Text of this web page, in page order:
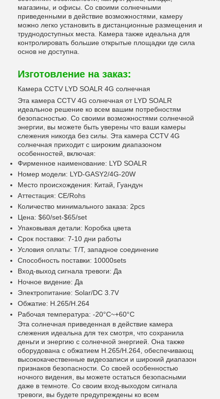
магазины, и офисы. Со своими солнечными
приведенными в действие возможностями, камеру
можно легко установить в дистанционные размещения и
труднодоступных места. Камера также идеальна для
контролировать большие открытые площадки где сила
основ не доступна.
Изготовление на заказ:
Камера CCTV LYD SOALR 4G солнечная
Эта камера CCTV 4G солнечная от LYD SOALR
идеальное решение ко всем вашим потребностям
безопасностью. Со своими возможностями солнечной
энергии, вы можете быть уверены что ваши камеры
слежения никогда без силы. Эта камера CCTV 4G
солнечная приходит с широким диапазоном
особенностей, включая:
Фирменное наименование: LYD SOALR
Номер модели: LYD-GASY2/4G-20W
Место происхождения: Китай, Гуандун
Аттестация: CE/Rohs
Количество минимального заказа: 2pcs
Цена: $60/set-$65/set
Упаковывая детали: Коробка цвета
Срок поставки: 7-10 дни работы
Условия оплаты: T/T, западное соединение
Способность поставки: 10000sets
Вход-выход сигнала тревоги: Да
Ночное видение: Да
Электропитание: Solar/DC 3.7V
Обжатие: H.265/H.264
Рабочая температура: -20°C~+60°C
Эта солнечная приведенная в действие камера
слежения идеальна для тех смотря, что сохранила
деньги и энергию с солнечной энергией. Она также
оборудована с обжатием H.265/H.264, обеспечивающ
высококачественные видеозаписи и широкий диапазон
признаков безопасности. Со своей особенностью
ночного видения, вы можете остаться безопасными
даже в темноте. Со своим вход-выходом сигнала
тревоги, вы будете предупреждены ко всем